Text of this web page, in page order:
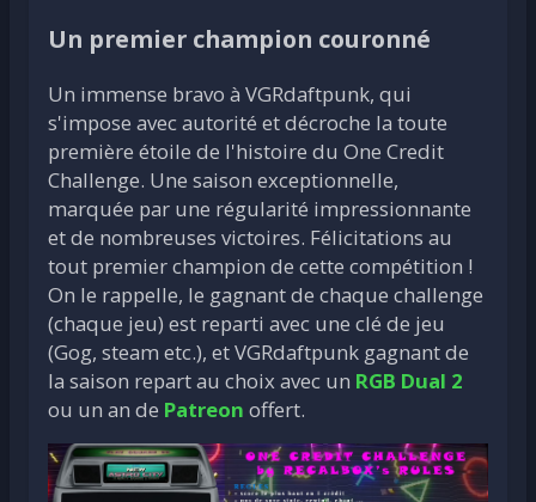
Un premier champion couronné
Un immense bravo à VGRdaftpunk, qui
s'impose avec autorité et décroche la toute
première étoile de l'histoire du One Credit
Challenge. Une saison exceptionnelle,
marquée par une régularité impressionnante
et de nombreuses victoires. Félicitations au
tout premier champion de cette compétition !
On le rappelle, le gagnant de chaque challenge
(chaque jeu) est reparti avec une clé de jeu
(Gog, steam etc.), et VGRdaftpunk gagnant de
la saison repart au choix avec un RGB Dual 2
ou un an de Patreon offert.